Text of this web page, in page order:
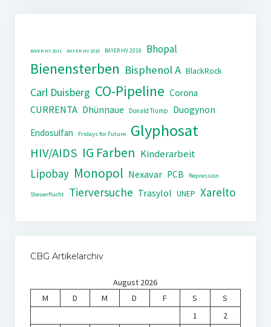
BAYER HV 2011 BAYER HV 2018 BAYER HV 2019 Bhopal
Bienensterben Bisphenol A BlackRock
Carl Duisberg CO-Pipeline Corona
CURRENTA Dhünnaue Donald Trump
Duogynon
Endosulfan
Fridays for Future Glyphosat
HIV/AIDS IG Farben Kinderarbeit
Lipobay Monopol Nexavar PCB Repression
Steuerflucht Tierversuche Trasylol UNEP Xarelto
CBG Artikelarchiv
August 2026
M
D M D F S
S
1
2